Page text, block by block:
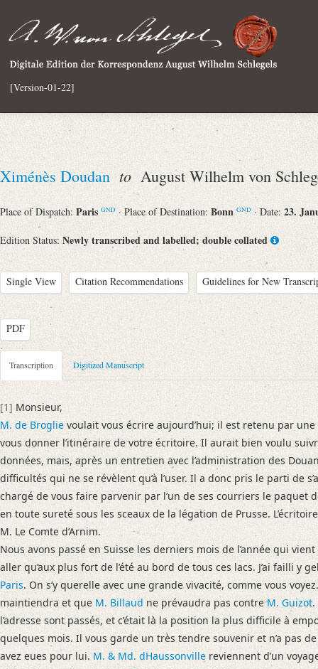
[Version-01-22]
Ximénès Doudan to August Wilhelm von
Place of Dispatch: Paris GND · Place of Destination: Bonn GND · Date: 23.
Edition Status: Newly transcribed and labelled; double collated
Single View Citation Recommendations Guidelines for New
PDF
Metadata Concerning Header
Sender: Ximénès Doudan
Recipient: August Wilhelm von Schlegel
Place of Dispatch: Paris
Place of Destination: Bonn
Date: 23. Januar [1843]
Notations: Empfangsort und Datum (Jahr) erschlossen.
Manuscript
Provider: Dresden, Sächsische Landesbibliothek - Staats- und
OAI Id: DE-1a-33442
Classification Number: Mscr.Dresd.e.90,XIX,Bd.6,Nr.44
Number of Pages: 2S. auf Doppelbl., hs. m. U.
Format: 20,7 x 13,1 cm
Incipit: „[1] Monsieur,
M. de Broglie voulait vous écrire aujourd’hui; il est retenu par une
Language
Transcription Digitized Manuscript
[1] Monsieur,
M. de Broglie voulait vous écrire aujourd’hui; il est retenu par
vous donner l’itinéraire de votre écritoire. Il aurait bien voulu
données, mais, après un entretien avec l’administration des
difficultés qui ne se révèlent qu’à l’user. Il a donc pris le parti de
chargé de vous faire parvenir par l’un de ses courriers le paquet
en toute sureté sous les sceaux de la légation de Prusse.
M. Le Comte d’Arnim.
Nous avons passé en Suisse les derniers mois de l’année qui
aller qu’aux plus fort de l’été au bord de tous ces lacs. J’ai failli y
Paris. On s’y querelle avec une grande vivacité, comme vous
maintiendra et que M. Billaud ne prévaudra pas contreM. Guizot
l’adresse sont passés, et c’était là la position la plus difficile à
quelques mois. Il vous garde un très tendre souvenir et n’a pas
avez eues pour lui. M. & Md. dHaussonville reviennent d’un